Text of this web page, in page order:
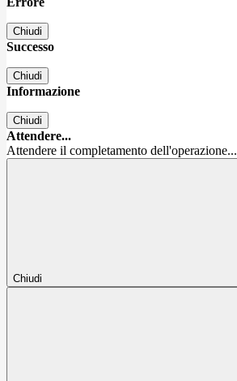
Chiudi
Successo
Chiudi
Informazione
Chiudi
Attendere...
Attendere il completamento dell'operazione...
Chiudi